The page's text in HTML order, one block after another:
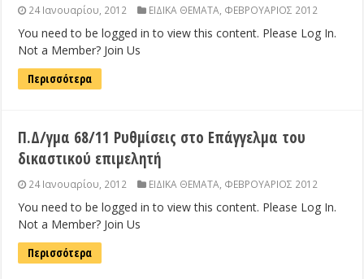
24 Ιανουαρίου, 2012 ΕΙΔΙΚΑ ΘΕΜΑΤΑ, ΦΕΒΡΟΥΑΡΙΟΣ 2012
You need to be logged in to view this content. Please Log In.
Not a Member? Join Us
Περισσότερα
Π.Δ/γμα 68/11 Ρυθμίσεις στο Επάγγελμα του
δικαστικού επιμελητή
24 Ιανουαρίου, 2012 ΕΙΔΙΚΑ ΘΕΜΑΤΑ, ΦΕΒΡΟΥΑΡΙΟΣ 2012
You need to be logged in to view this content. Please Log In.
Not a Member? Join Us
Περισσότερα